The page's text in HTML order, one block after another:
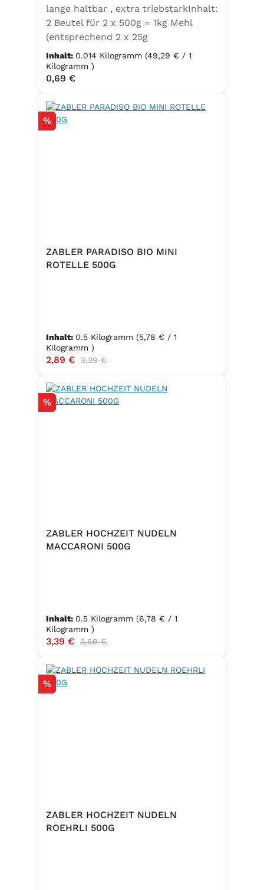
lange haltbar , extra triebstarkInhalt:
2 Beutel für 2 x 500g = 1kg Mehl
(entsprechend 2 x 25g
Frischhefe)Zutaten: Trockenbackhefe
, Emulgator E491 (Unter
Schutzatmosphäre verpackt)
Inhalt: 0.014 Kilogramm (49,29 € / 1
Kilogramm )
Regulärer Preis:
0,69 €
Rabatt
%
ZABLER PARADISO BIO MINI
ROTELLE 500G
Inhalt: 0.5 Kilogramm (5,78 € / 1
Kilogramm )
Verkaufspreis:
2,89 € Regulärer Preis:
3,29 €
Rabatt
%
ZABLER HOCHZEIT NUDELN
MACCARONI 500G
Inhalt: 0.5 Kilogramm (6,78 € / 1
Kilogramm )
Verkaufspreis:
3,39 € Regulärer Preis:
3,69 €
Rabatt
%
ZABLER HOCHZEIT NUDELN
ROEHRLI 500G